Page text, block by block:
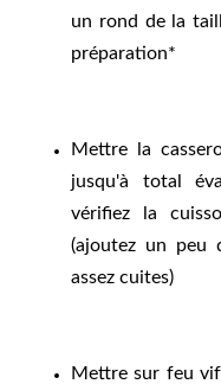
un rond de la
préparation*
Mettre la
jusqu'à total
vérifiez la
(ajoutez un peu
assez cuites)
Mettre sur feu